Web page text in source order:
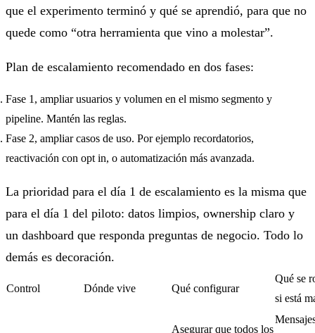
que el experimento terminó y qué se aprendió, para que no
quede como “otra herramienta que vino a molestar”.
Plan de escalamiento recomendado en dos fases:
Fase 1, ampliar usuarios y volumen en el mismo segmento y
pipeline. Mantén las reglas.
Fase 2, ampliar casos de uso. Por ejemplo recordatorios,
reactivación con opt in, o automatización más avanzada.
La prioridad para el día 1 de escalamiento es la misma que
para el día 1 del piloto: datos limpios, ownership claro y
un dashboard que responda preguntas de negocio. Todo lo
demás es decoración.
Control Dónde vive Qué configurar
Qué se
si está
Asegurar que todos los